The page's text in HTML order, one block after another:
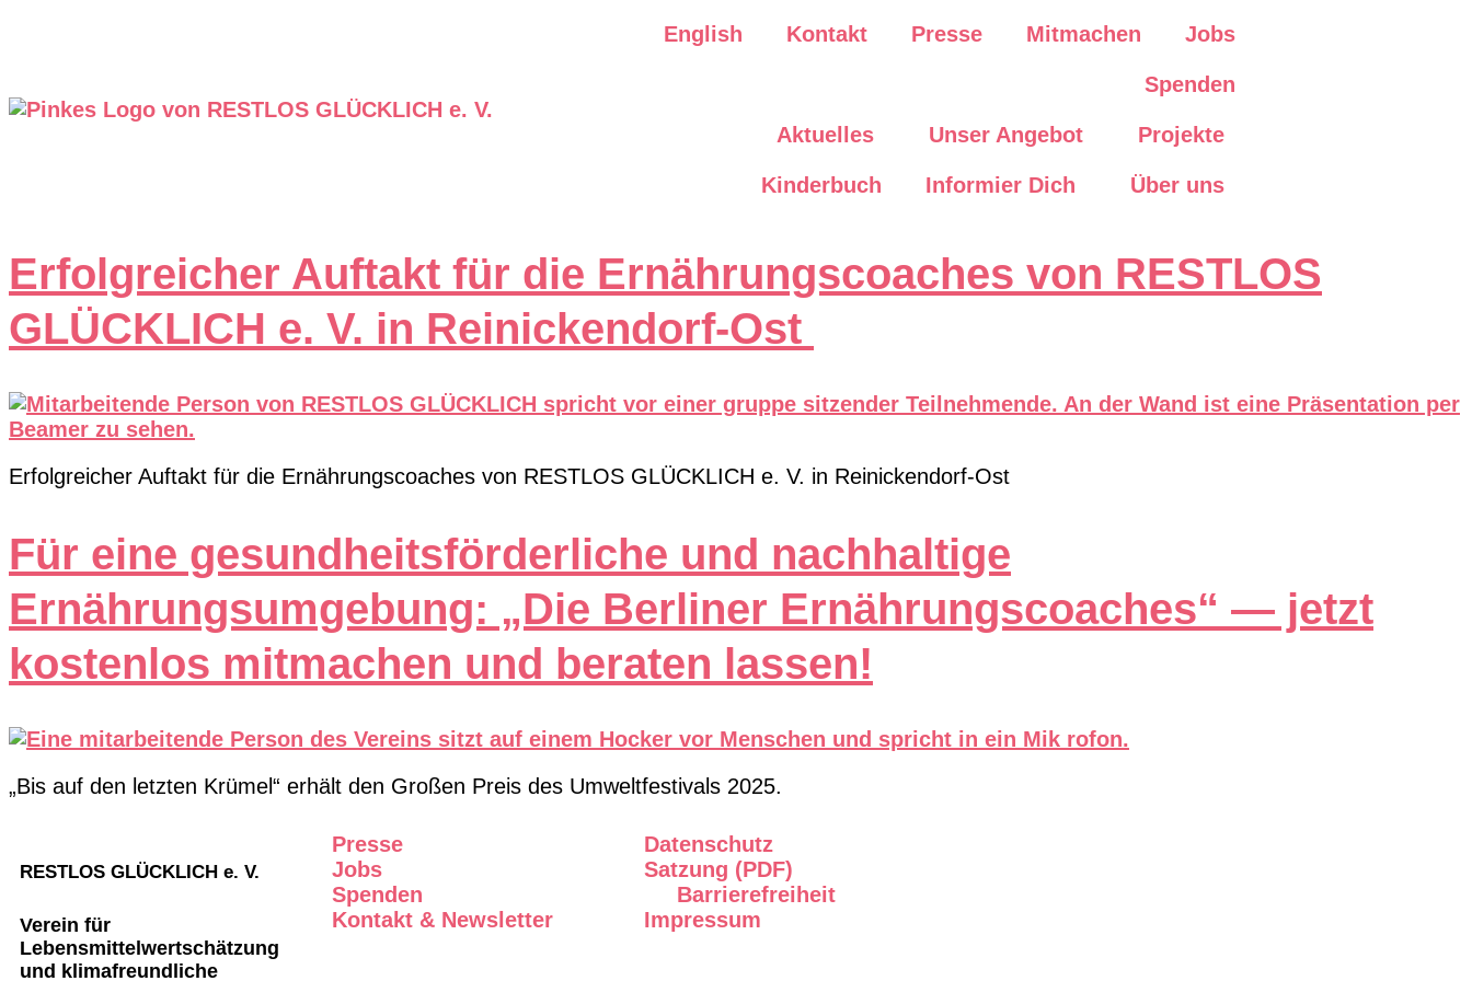
English Kontakt Presse Mitmachen Jobs
Spenden
Aktuelles Unser Angebot Projekte
Kinderbuch Informier Dich Über uns
Erfolgreicher Auftakt für die Ernährungscoaches von RESTLOS
GLÜCKLICH e. V. in Reinickendorf-Ost
Erfolgreicher Auftakt für die Ernährungscoaches von RESTLOS GLÜCKLICH e. V. in Reinickendorf-Ost
Für eine gesundheitsförderliche und nachhaltige
Ernährungsumgebung: „Die Berliner Ernährungscoaches“ — jetzt
kostenlos mitmachen und beraten lassen!
„Bis auf den letzten Krümel“ erhält den Großen Preis des Umweltfestivals 2025.
RESTLOS GLÜCKLICH e. V.
Verein für
Lebensmittelwertschätzung
und klimafreundliche
Presse
Jobs
Spenden
Kontakt & Newsletter
Datenschutz
Satzung (PDF)
Barrierefreiheit
Impressum